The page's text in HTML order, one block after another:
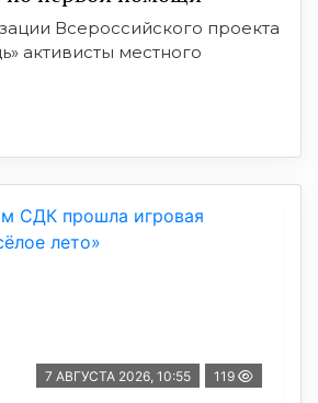
Всероссийского проекта
активисты местного
7 АВГУСТА 2026, 10:55 119